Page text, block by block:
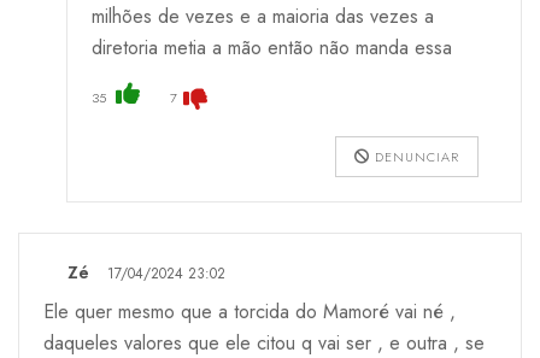
milhões de vezes e a maioria das vezes a
diretoria metia a mão então não manda essa
35 7
DENUNCIAR
Zé 17/04/2024 23:02
Ele quer mesmo que a torcida do Mamoré vai né ,
daqueles valores que ele citou q vai ser , e outra , se